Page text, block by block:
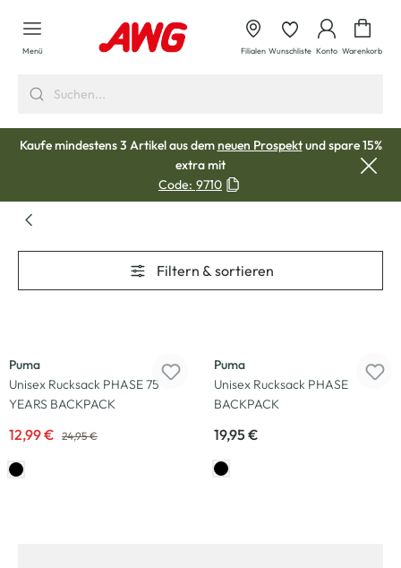
springen
Menü Filialen Wunschliste Konto Warenkorb
Kaufe mindestens 3 Artikel aus demneuen Prospektund spare 15%
extra mit
Code: 9710
Filtern & sortieren
Puma
Unisex Rucksack PHASE 75
YEARS BACKPACK
12,99 € 24,95 €
Puma
Unisex Rucksack PHASE
BACKPACK
19,95 €